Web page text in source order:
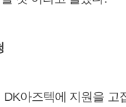
아즈텍에 지원을 고